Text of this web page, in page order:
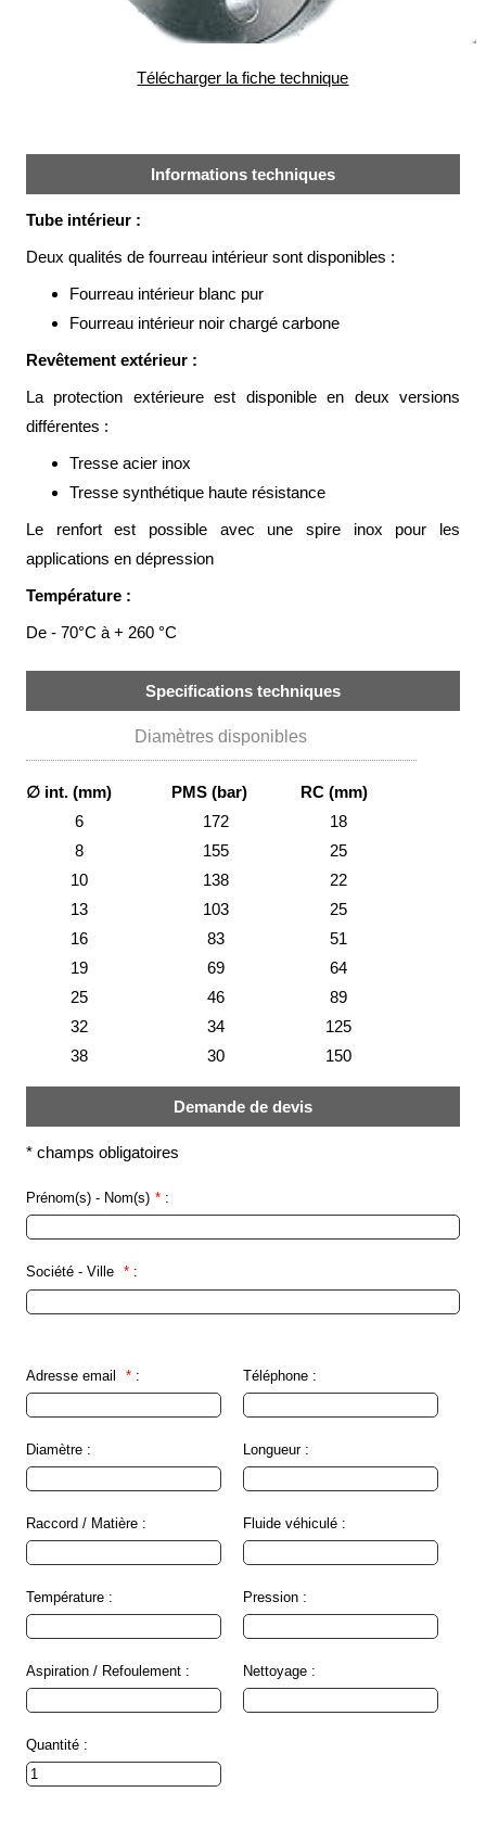
métier
Carrières
centrales
béton
Laiteries
Brasseries
utilitaires
PMUC
Chimie
et
/
Maintenance
société
Domaines
Conditions
Bibliothèque
Anfray
Support
Tutoriels
Normes
Directives
Certificats
Nous
contacter
Nos
revendeurs
dans
monde
Devis
étanchéité
Télécharger la fiche technique
Informations techniques
Tube intérieur :
Deux qualités de fourreau intérieur sont disponibles :
Fourreau intérieur blanc pur
Fourreau intérieur noir chargé carbone
Revêtement extérieur :
La protection extérieure est disponible en deux versions
différentes :
Tresse acier inox
Tresse synthétique haute résistance
Le renfort est possible avec une spire inox pour les
applications en dépression
Température :
De - 70°C à + 260 °C
Specifications techniques
Diamètres disponibles
∅ int. (mm) PMS (bar)
RC (mm)
6
172
18
8
155
25
10
138
22
13
103
25
16
83
51
19
69
64
25
46
89
32
34
125
38
30 150
Demande de devis
*champs obligatoires
Prénom(s) - Nom(s) *:
Société - Ville * :
Adresse email *: Téléphone :
Diamètre : Longueur :
Raccord / Matière : Fluide véhiculé :
Température : Pression :
Aspiration / Refoulement : Nettoyage :
Quantité :